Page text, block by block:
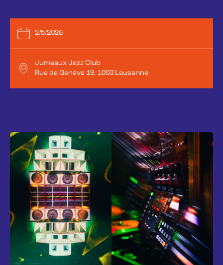
2/5/2026
Jumeaux Jazz Club
Rue de Genève 19, 1003 Lausanne